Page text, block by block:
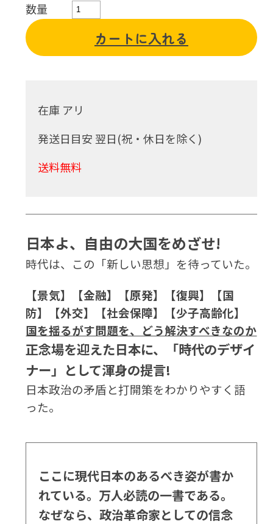
数量
カートに入れる
在庫 アリ
発送日目安 翌日(祝・休日を除く)
送料無料
日本よ、自由の大国をめざせ!
時代は、この「新しい思想」を待っていた。
【景気】【金融】【原発】【復興】【国
防】【外交】【社会保障】【少子高齢化】
国を揺るがす問題を、どう解決すべきなのか
正念場を迎えた日本に、「時代のデザイ
ナー」として渾身の提言!
日本政治の矛盾と打開策をわかりやすく語
った。
ここに現代日本のあるべき姿が書か
れている。万人必読の一書である。
なぜなら、政治革命家としての信念